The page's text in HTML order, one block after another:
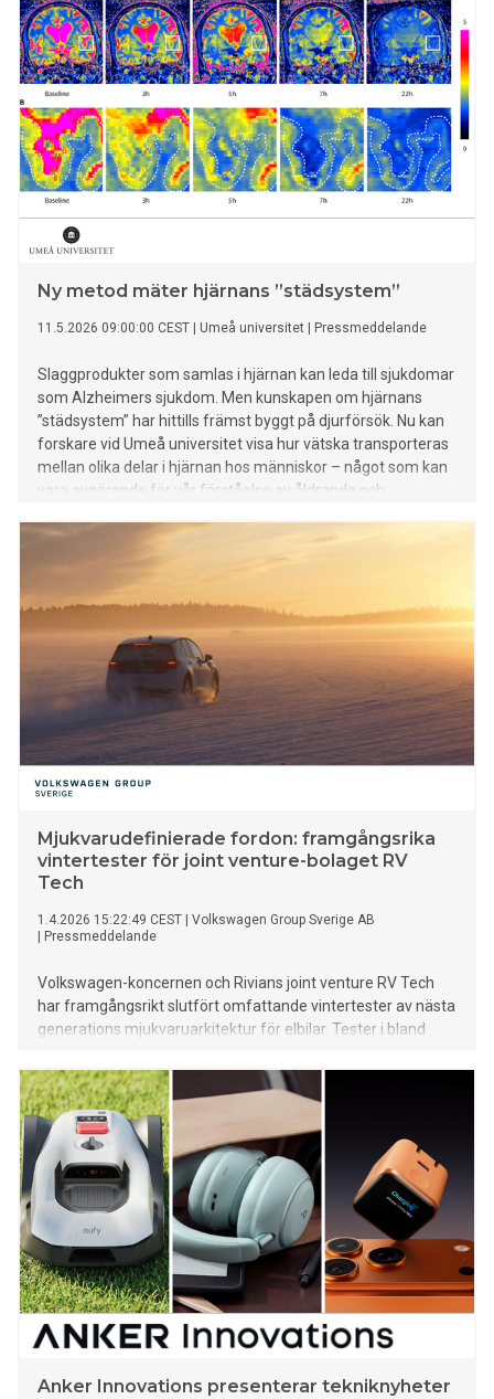
Ny metod mäter hjärnans ”städsystem”
11.5.2026 09:00:00 CEST Umeå universitet Pressmeddelande
Slaggprodukter som samlas i hjärnan kan leda till sjukdomar
som Alzheimers sjukdom. Men kunskapen om hjärnans
”städsystem” har hittills främst byggt på djurförsök. Nu kan
forskare vid Umeå universitet visa hur vätska transporteras
mellan olika delar i hjärnan hos människor – något som kan
vara avgörande för vår förståelse av åldrande och
Mjukvarudefinierade fordon: framgångsrika
vintertester för joint venture-bolaget RV
Tech
1.4.2026 15:22:49 CEST
Volkswagen Group Sverige AB
Pressmeddelande
Volkswagen-koncernen och Rivians joint venture RV Tech
har framgångsrikt slutfört omfattande vintertester av nästa
generations mjukvaruarkitektur för elbilar. Tester i bland
även under krävande nordiska förhållanden.
Anker Innovations presenterar tekniknyheter